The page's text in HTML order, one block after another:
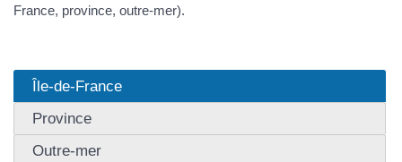
France, province, outre-mer).
Île-de-France
Province
Outre-mer